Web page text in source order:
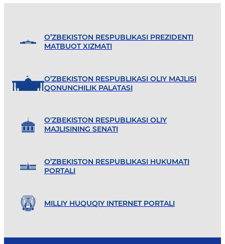
O’ZBEKISTON RESPUBLIKASI PREZIDENTI
MATBUOT XIZMATI
O’ZBEKISTON RESPUBLIKASI OLIY MAJLISI
QONUNCHILIK PALATASI
O'ZBEKISTON RESPUBLIKASI OLIY
MAJLISINING SENATI
O’ZBEKISTON RESPUBLIKASI HUKUMATI
PORTALI
MILLIY HUQUQIY INTERNET PORTALI